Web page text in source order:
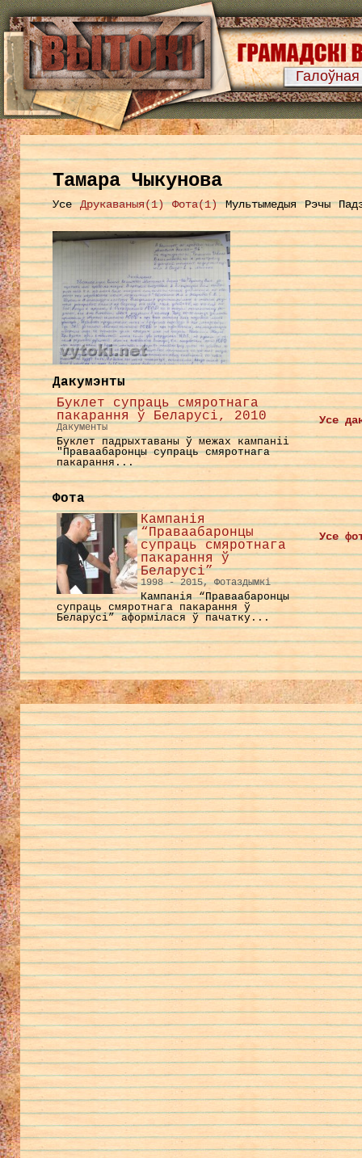
Галоўная
Тамара Чыкунова
Усе Друкаваныя(1) Фота(1) Мультымедыя Рэчы
Дакумэнты
Буклет супраць смяротнага
пакарання ў Беларусі, 2010
Дакументы
Буклет падрыхтаваны ў межах кампаніі
"Праваабаронцы супраць смяротнага
пакарання...
Усе
Фота
Кампанія
“Праваабаронцы
супраць смяротнага
пакарання ў
Беларусі”
1998 - 2015, Фотаздымкі
Кампанія “Праваабаронцы
супраць смяротнага пакарання ў
Беларусі” аформілася ў пачатку...
Усе